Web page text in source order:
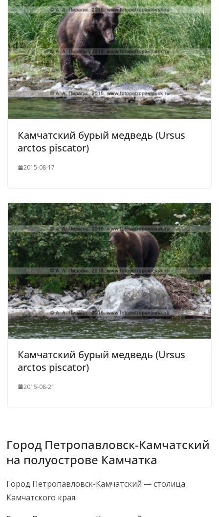
Камчатский бурый медведь (Ursus
arctos piscator)
2015-08-17
Камчатский бурый медведь (Ursus
arctos piscator)
2015-08-21
Город Петропавловск-Камчатский
на полуострове Камчатка
Город Петропавловск-Камчатский — столица
Камчатского края.